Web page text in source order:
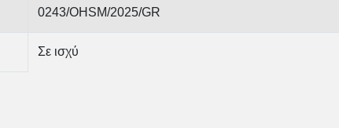
0243/OHSM/2025/GR
Σε ισχύ